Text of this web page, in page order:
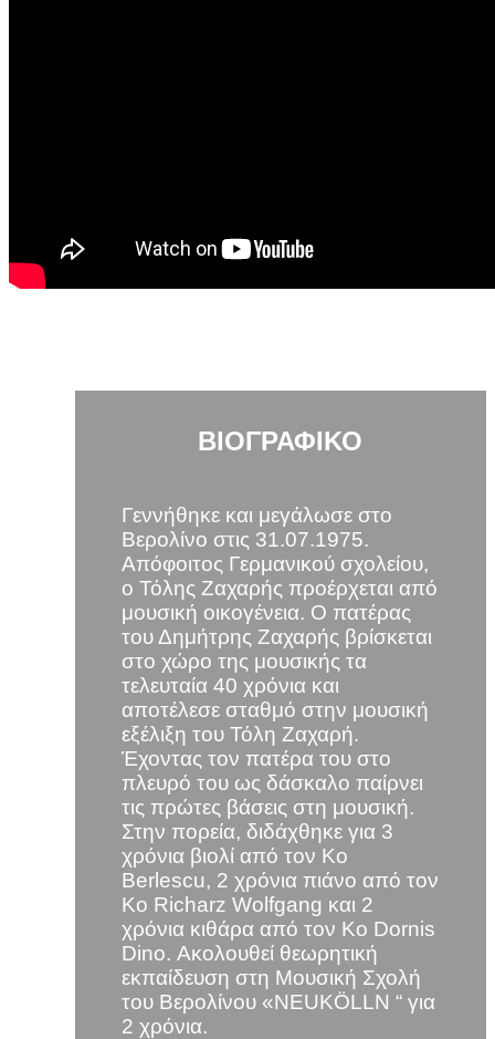
ΒΙΟΓΡΑΦΙΚΟ
Γεννήθηκε και μεγάλωσε στο
Βερολίνο στις 31.07.1975.
Απόφοιτος Γερμανικού σχολείου,
ο Τόλης Ζαχαρής προέρχεται από
μουσική οικογένεια. Ο πατέρας
του Δημήτρης Ζαχαρής βρίσκεται
στο χώρο της μουσικής τα
τελευταία 40 χρόνια και
αποτέλεσε σταθμό στην μουσική
εξέλιξη του Τόλη Ζαχαρή.
Έχοντας τον πατέρα του στο
πλευρό του ως δάσκαλο παίρνει
τις πρώτες βάσεις στη μουσική.
Στην πορεία, διδάχθηκε για 3
χρόνια βιολί από τον Κο
Berlescu, 2 χρόνια πιάνο από τον
Κο Richarz Wolfgang και 2
χρόνια κιθάρα από τον Κο Dornis
Dino. Ακολουθεί θεωρητική
εκπαίδευση στη Μουσική Σχολή
του Βερολίνου «NEUKÖLLN “ για
2 χρόνια.